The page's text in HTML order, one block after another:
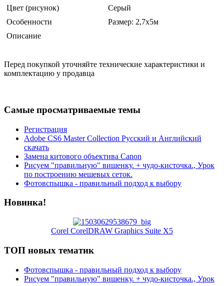
Цвет (рисунок)
Серый
Особенности
Размер: 2,7х5м
Описание
Перед покупкой уточняйте технические характеристики и
комплектацию у продавца
Самые просматриваемые темы
Регистрация
Adobe CS6 Master Collection Русский и Английский
скачать
Замена китового объектива Canon
Рисуем "правильную" вишенку. + чудо-кисточка., Урок
по построению мешевых сеток.
Фотовспышка - правильный подход к выбору
Новинка!
Corel CorelDRAW Graphics Suite X5
ТОП новых тематик
Фотовспышка - правильный подход к выбору
Рисуем "правильную" вишенку. + чудо-кисточка., Урок